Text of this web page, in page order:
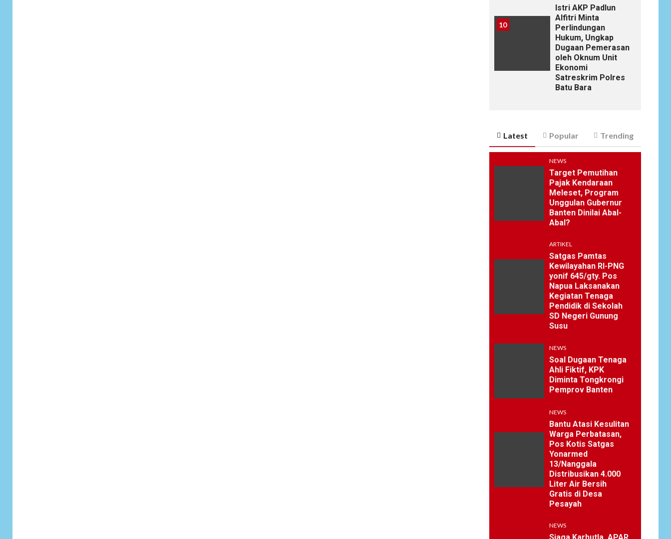
10
Istri AKP Padlun
Alfitri Minta
Perlindungan
Hukum, Ungkap
Dugaan Pemerasan
oleh Oknum Unit
Ekonomi
Satreskrim Polres
Batu Bara
Latest Popular Trending
NEWS
Target Pemutihan
Pajak Kendaraan
Meleset, Program
Unggulan Gubernur
Banten Dinilai Abal-
Abal?
ARTIKEL
Satgas Pamtas
Kewilayahan RI-PNG
yonif 645/gty. Pos
Napua Laksanakan
Kegiatan Tenaga
Pendidik di Sekolah
SD Negeri Gunung
Susu
NEWS
Soal Dugaan Tenaga
Ahli Fiktif, KPK
Diminta Tongkrongi
Pemprov Banten
NEWS
Bantu Atasi Kesulitan
Warga Perbatasan,
Pos Kotis Satgas
Yonarmed
13/Nanggala
Distribusikan 4.000
Liter Air Bersih
Gratis di Desa
Pesayah
NEWS